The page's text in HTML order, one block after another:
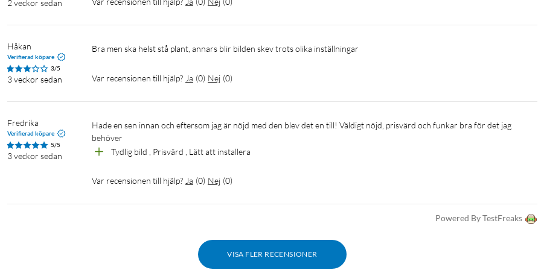
Kamera
Bländartal: f2.0
Nattseende: 10 m (IR-sensorns räckvidd)
Rörelseomfång: 360° horisontellt, 114° vertikalt
Upplösning: 2K 4MP QHD (2560 x1440)
Bildfrekvens: 15/20/25/30 fps (default 15 fps)
Videokomprimering: H.264
Två-vägskommunikation: via inbyggd högtalare och mikrofon samt app
2 veckor sedan
Håkan
Verifierad köpare
3/5
3 veckor sedan
Bra men ska helst stå plant, annars blir bilden skev trots olika inställningar
Var recensionen till hjälp? Ja (0) Nej (0)
Fredrika
Verifierad köpare
5/5
3 veckor sedan
Hade en sen innan och eftersom jag är nöjd med den blev det en till! Väldigt nöjd, prisvärd och funkar bra för det jag
behöver
Tydlig bild , Prisvärd , Lätt att installera
Var recensionen till hjälp? Ja (0) Nej (0)
Powered By TestFreaks
VISA FLER RECENSIONER